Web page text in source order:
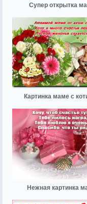
Супер открытка
Картинка маме с
Нежная картинка